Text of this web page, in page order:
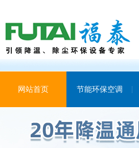
网站首页 节能环保空调